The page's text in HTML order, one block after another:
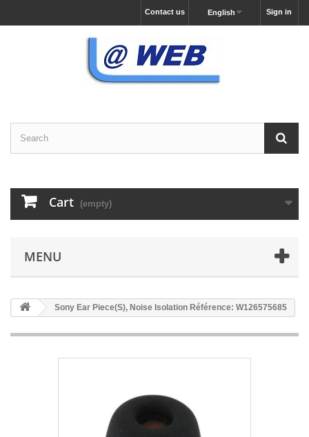
Sign in
English
Contact us
Cart (empty)
MENU
Sony Ear Piece(S), Noise Isolation Référence: W126575685